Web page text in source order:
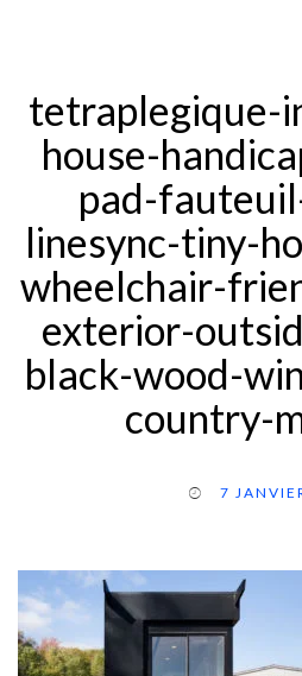
tetraplegique-
house-
pad-
linesync-tiny-
wheelchair-
exterior-
black-wood-
country-
7